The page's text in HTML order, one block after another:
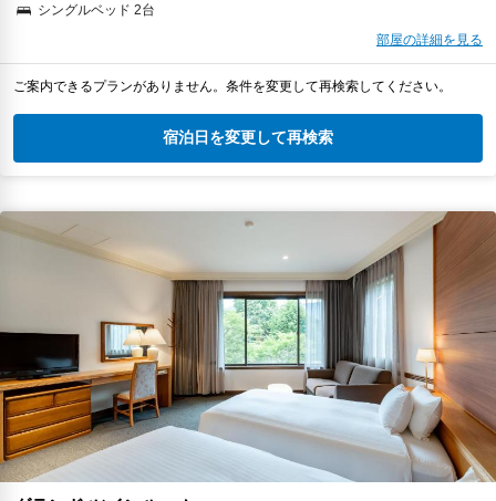
シングルベッド 2台
部屋の詳細を見る
ご案内できるプランがありません。条件を変更して再検索してください。
宿泊日を変更して再検索